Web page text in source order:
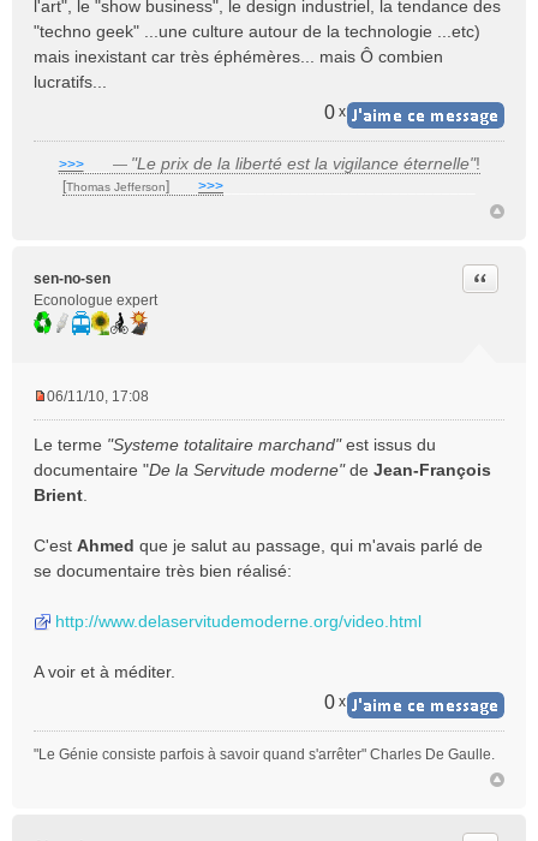
l'art", le "show business", le design industriel, la tendance des
"techno geek" ...une culture autour de la technologie ...etc)
mais inexistant car très éphémères... mais Ô combien
lucratifs...
0 x
>>>___ — "Le prix de la liberté est la vigilance éternelle"!
[Thomas Jefferson] >>>
sen-no-sen
Econologue expert
Citer
s
s
a
e
l
06/11/10, 17:08
Le terme "Systeme totalitaire marchand"est issus du
documentaire "De la Servitude moderne"de Jean-François
Brient
C'est Ahmed que je salut au passage, qui m'avais parlé de
se documentaire très bien réalisé:
http://www.delaservitudemoderne.org/video.html
A voir et à méditer.
0 x
"Le Génie consiste parfois à savoir quand s'arrêter" Charles De Gaulle.